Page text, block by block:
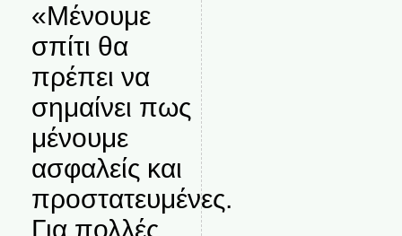
«Μένουμε
σπίτι θα
πρέπει να
σημαίνει πως
μένουμε
ασφαλείς και
προστατευμένες.
Για πολλές